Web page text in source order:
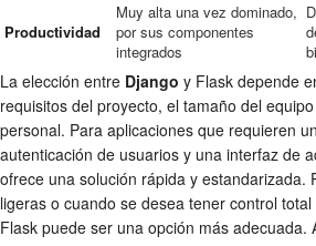
Productividad
Muy alta una vez dominado,
por sus componentes
integrados
La elección entre Django y Flask depende
requisitos del proyecto, el tamaño del
personal. Para aplicaciones que requieren
autenticación de usuarios y una interfaz de
ofrece una solución rápida y estandarizada.
ligeras o cuando se desea tener control
Flask puede ser una opción más adecuada.